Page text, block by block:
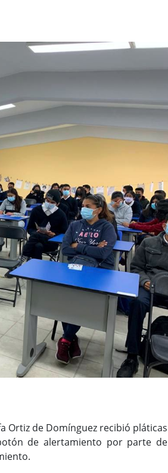
Ortiz de Domínguez recibió pláticas
de alertamiento por parte de